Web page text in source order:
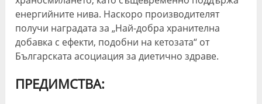
енергийните нива. Наскоро производителят
получи наградата за „Най-добра хранителна
добавка с ефекти, подобни на кетозата“ от
Българската асоциация за диетично здраве.
ПРЕДИМСТВА: